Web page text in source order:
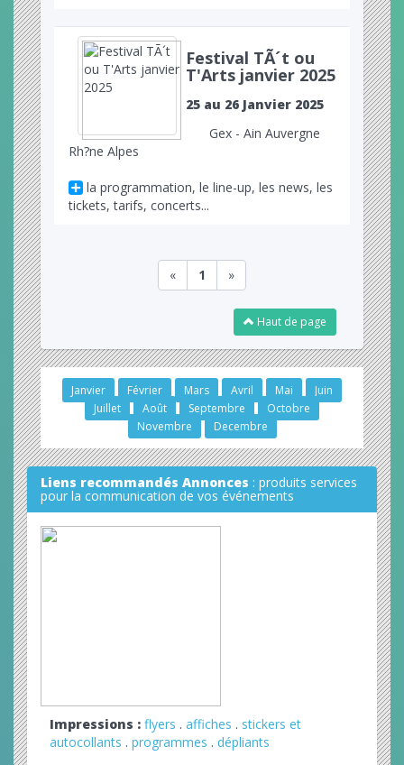
Festival TÃ´t ou
T'Arts janvier 2025
25 au 26 Janvier 2025
Gex - Ain Auvergne
Rh?ne Alpes
la programmation, le line-up, les news, les
tickets, tarifs, concerts...
« 1 »
Haut de page
Janvier Février Mars Avril Mai
Juin
Juillet
Août Septembre
Octobre
Novembre
Decembre
Liens recommandés Annonces : produits services
pour la communication de vos événements
Impressions : flyers . affiches . stickers et
autocollants . programmes . dépliants